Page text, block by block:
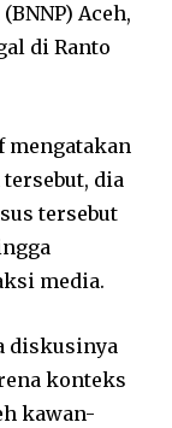
Aceh,
di Ranto
mengatakan
dia
tersebut
media.
diskusinya
konteks
kawan-